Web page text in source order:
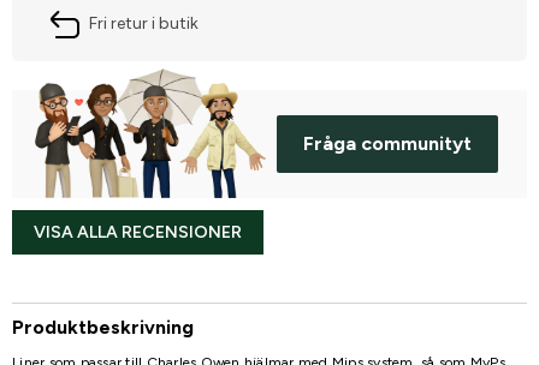
Fri retur i butik
Fråga communityt
VISA ALLA RECENSIONER
Produktbeskrivning